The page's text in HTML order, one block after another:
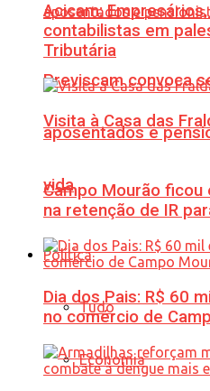
Previscam convoca
aposentados e
vida
Política
Tudo
Economia
Acicam:
contabilistas em
Tributária
Visita à Casa das
Campo Mourão ficou
na retenção de IR
Dia dos Pais: R$ 60
no comércio de